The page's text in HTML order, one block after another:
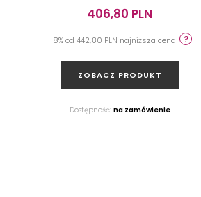
Dostępność:na zamówienie
406,80 PLN
-8% od 442,80 PLN najniższa cena
ZOBACZ PRODUKT
Dostępność: na zamówienie